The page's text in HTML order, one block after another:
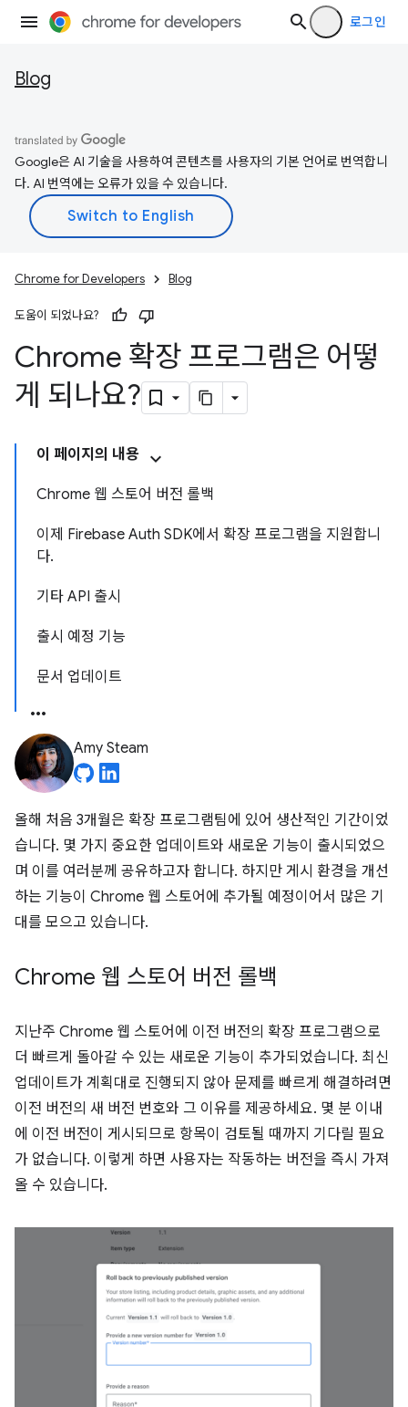
로그인
Blog
Google은 AI 기술을 사용하여 콘텐츠를 사용자의 기본 언어로 번역합니
다. AI 번역에는 오류가 있을 수 있습니다.
Chrome for Developers Blog
도움이 되었나요?
Chrome 확장 프로그램은 어떻
게 되나요?
이 페이지의 내용
Chrome 웹 스토어 버전 롤백
이제 Firebase Auth SDK에서 확장 프로그램을 지원합니
다.
기타 API 출시
출시 예정 기능
문서 업데이트
Amy Steam
올해 처음 3개월은 확장 프로그램팀에 있어 생산적인 기간이었
습니다. 몇 가지 중요한 업데이트와 새로운 기능이 출시되었으
며 이를 여러분께 공유하고자 합니다. 하지만 게시 환경을 개선
하는 기능이 Chrome 웹 스토어에 추가될 예정이어서 많은 기
대를 모으고 있습니다.
Chrome 웹 스토어 버전 롤백
지난주 Chrome 웹 스토어에 이전 버전의 확장 프로그램으로
더 빠르게 돌아갈 수 있는 새로운 기능이 추가되었습니다. 최신
업데이트가 계획대로 진행되지 않아 문제를 빠르게 해결하려면
이전 버전의 새 버전 번호와 그 이유를 제공하세요. 몇 분 이내
에 이전 버전이 게시되므로 항목이 검토될 때까지 기다릴 필요
가 없습니다. 이렇게 하면 사용자는 작동하는 버전을 즉시 가져
올 수 있습니다.